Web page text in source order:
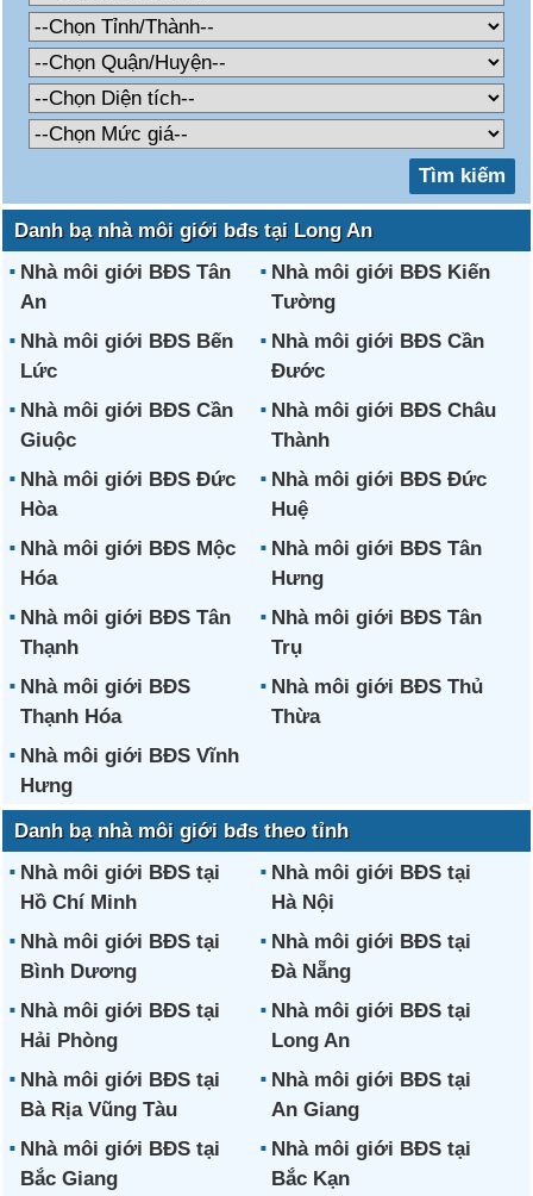
Danh bạ nhà môi giới bđs tại Long An
Nhà môi giới BĐS Tân
An
Nhà môi giới BĐS Kiến
Tường
Nhà môi giới BĐS Bến
Lức
Nhà môi giới BĐS Cần
Đước
Nhà môi giới BĐS Cần
Giuộc
Nhà môi giới BĐS Châu
Thành
Nhà môi giới BĐS Đức
Hòa
Nhà môi giới BĐS Đức
Huệ
Nhà môi giới BĐS Mộc
Hóa
Nhà môi giới BĐS Tân
Hưng
Nhà môi giới BĐS Tân
Thạnh
Nhà môi giới BĐS Tân
Trụ
Nhà môi giới BĐS
Thạnh Hóa
Nhà môi giới BĐS Thủ
Thừa
Nhà môi giới BĐS Vĩnh
Hưng
Danh bạ nhà môi giới bđs theo tỉnh
Nhà môi giới BĐS tại
Hồ Chí Minh
Nhà môi giới BĐS tại
Hà Nội
Nhà môi giới BĐS tại
Bình Dương
Nhà môi giới BĐS tại
Đà Nẵng
Nhà môi giới BĐS tại
Hải Phòng
Nhà môi giới BĐS tại
Long An
Nhà môi giới BĐS tại
Bà Rịa Vũng Tàu
Nhà môi giới BĐS tại
An Giang
Nhà môi giới BĐS tại
Bắc Giang
Nhà môi giới BĐS tại
Bắc Kạn